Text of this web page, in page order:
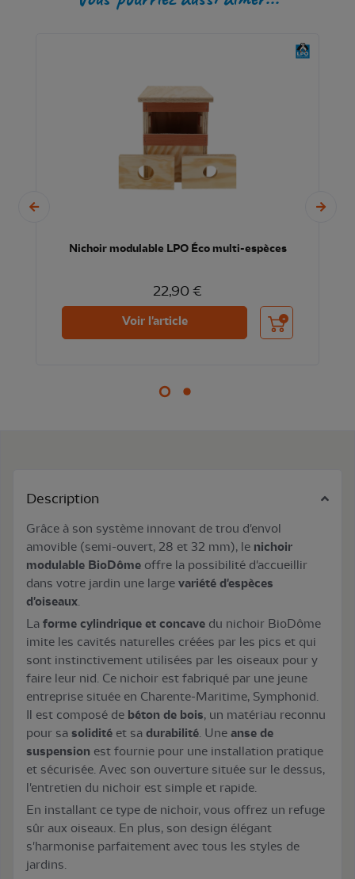
Nichoir modulable LPO Éco multi-espèces
22,90 €
Voir l'article Ajouter au panier
Description
Grâce à son système innovant de trou d'envol
amovible (semi-ouvert, 28 et 32 mm), le nichoir
modulable BioDôme offre la possibilité d'accueillir
dans votre jardin une large variété d'espèces
d'oiseaux.
La forme cylindrique et concave du nichoir BioDôme
imite les cavités naturelles créées par les pics et qui
sont instinctivement utilisées par les oiseaux pour y
faire leur nid. Ce nichoir est fabriqué par une jeune
entreprise située en Charente-Maritime, Symphonid.
Il est composé de béton de bois, un matériau reconnu
pour sa solidité et sa durabilité. Une anse de
suspension est fournie pour une installation pratique
et sécurisée. Avec son ouverture située sur le dessus,
l'entretien du nichoir est simple et rapide.
En installant ce type de nichoir, vous offrez un refuge
sûr aux oiseaux. En plus, son design élégant
s'harmonise parfaitement avec tous les styles de
jardins.